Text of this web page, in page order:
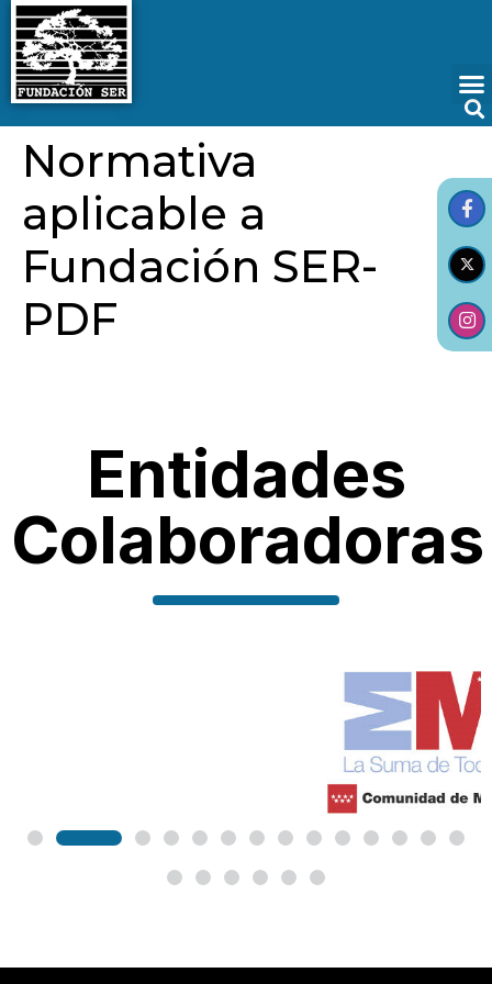
Normativa
aplicable a
Fundación SER-
PDF
Entidades
Colaboradoras